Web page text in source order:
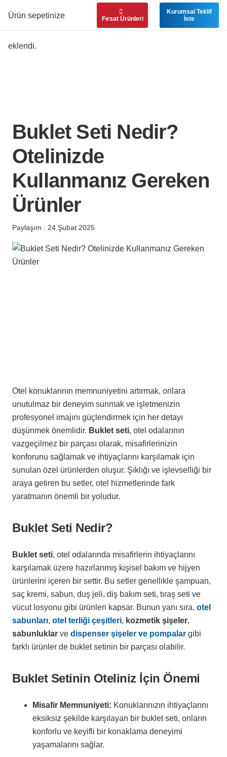
Ürün sepetinize
eklendi.
Fırsat Ürünleri
Kurumsal Teklif
İste
Buklet Seti Nedir?
Otelinizde
Kullanmanız Gereken
Ürünler
Paylaşım : 24 Şubat 2025
Otel konuklarının memnuniyetini artırmak, onlara
unutulmaz bir deneyim sunmak ve işletmenizin
profesyonel imajını güçlendirmek için her detayı
düşünmek önemlidir. Buklet seti, otel odalarının
vazgeçilmez bir parçası olarak, misafirlerinizin
konforunu sağlamak ve ihtiyaçlarını karşılamak için
sunulan özel ürünlerden oluşur. Şıklığı ve işlevselliği bir
araya getiren bu setler, otel hizmetlerinde fark
yaratmanın önemli bir yoludur.
Buklet Seti Nedir?
Buklet seti, otel odalarında misafirlerin ihtiyaçlarını
karşılamak üzere hazırlanmış kişisel bakım ve hijyen
ürünlerini içeren bir settir. Bu setler genellikle şampuan,
saç kremi, sabun, duş jeli, diş bakım seti, tıraş seti ve
vücut losyonu gibi ürünleri kapsar. Bunun yanı sıra, otel
sabunları, otel terliği çeşitleri, kozmetik şişeler,
sabunluklar ve dispenser şişeler ve pompalar gibi
farklı ürünler de buklet setinin bir parçası olabilir.
Buklet Setinin Oteliniz İçin Önemi
Misafir Memnuniyeti: Konuklarınızın ihtiyaçlarını
eksiksiz şekilde karşılayan bir buklet seti, onların
konforlu ve keyifli bir konaklama deneyimi
yaşamalarını sağlar.